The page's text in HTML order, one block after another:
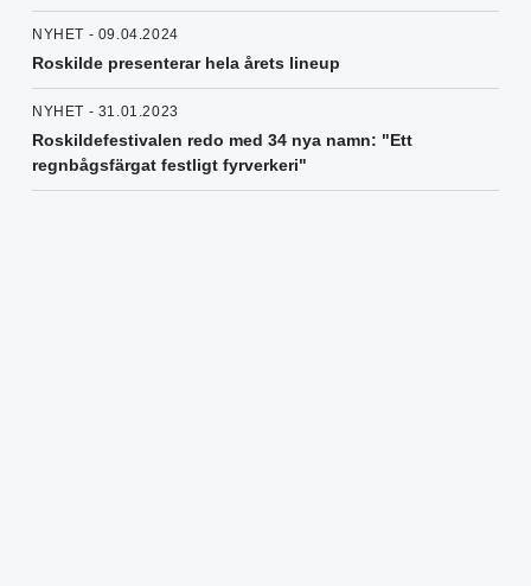
NYHET - 09.04.2024
Roskilde presenterar hela årets lineup
NYHET - 31.01.2023
Roskildefestivalen redo med 34 nya namn: "Ett
regnbågsfärgat festligt fyrverkeri"